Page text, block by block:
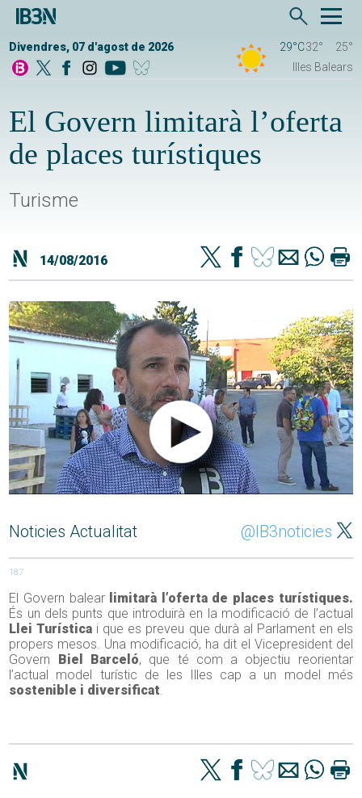
Divendres, 07 d'agost de 2026 29°C32°
25°
Illes Balears
El Govern limitarà l’oferta
de places turístiques
Turisme
14/08/2016
Noticies Actualitat @IB3noticies
187
El Govern balear limitarà l’oferta de places turístiques.
És un dels punts que introduirà en la modificació de l’actual
Llei Turística i que es preveu que durà al Parlament en els
propers mesos. Una modificació, ha dit el Vicepresident del
Govern
Biel Barceló, que té com a objectiu reorientar
l’actual model turístic de les Illes cap a un model més
sostenible i diversificat.